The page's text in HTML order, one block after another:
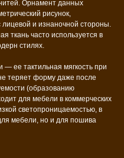
Орнамент данных
рисунок,
и изнаночной стороны.
ткань часто используется в
стилях.
ее тактильная мягкость при
теряет форму даже после
(образованию
для мебели в коммерческих
светопроницаемостью, в
мебели, но и для пошива